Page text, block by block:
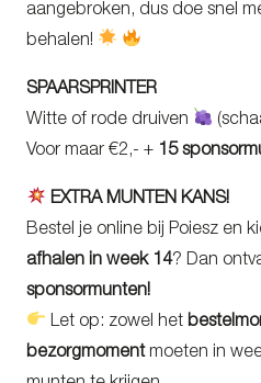
aangebroken, dus doe snel
behalen!
SPAARSPRINTER
Witte of rode druiven
Voor maar €2,- + 15
EXTRA MUNTEN KANS!
Bestel je online bij Poiesz en
afhalen in week 14? Dan
sponsormunten!
Let op: zowel het
bezorgmomentmoeten in